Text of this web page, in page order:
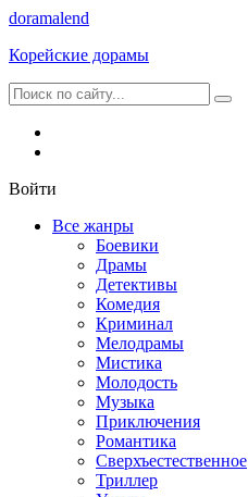
doramalend
Корейские дорамы
Войти
Все жанры
Боевики
Драмы
Детективы
Комедия
Криминал
Мелодрамы
Мистика
Молодость
Музыка
Приключения
Романтика
Сверхъестественное
Триллер